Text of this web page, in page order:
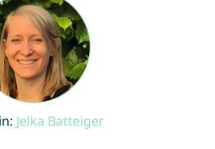
Jelka Batteiger